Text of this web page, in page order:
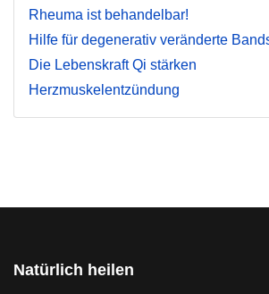
Rheuma ist behandelbar!
Hilfe für degenerativ veränderte
Die Lebenskraft Qi stärken
Herzmuskelentzündung
Natürlich heilen